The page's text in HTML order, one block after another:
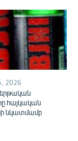
2026
հայկական
նկատմամբ